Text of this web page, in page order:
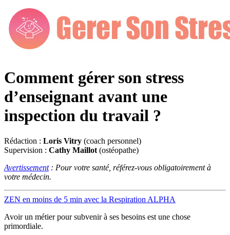
Comment gérer son stress
d’enseignant avant une
inspection du travail ?
Rédaction : Loris Vitry (coach personnel)
Supervision : Cathy Maillot (ostéopathe)
Avertissement: Pour votre santé, référez-vous obligatoirement à
votre médecin.
ZEN en moins de 5 min avec la Respiration ALPHA
Avoir un métier pour subvenir à ses besoins est une chose
primordiale.